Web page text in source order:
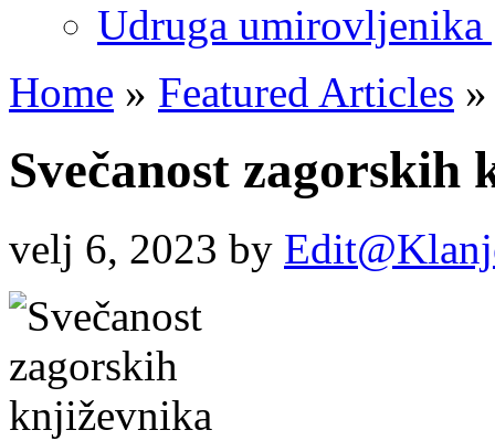
Udruga umirovljenika
Home » Featured Articles »
Svečanost zagorskih
velj 6, 2023 by